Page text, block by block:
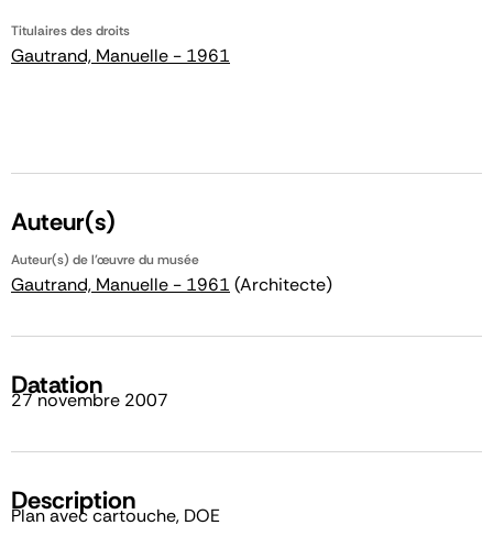
Titulaires des droits
Gautrand, Manuelle - 1961
Auteur(s)
Auteur(s) de l'œuvre du musée
Gautrand, Manuelle - 1961 (Architecte)
Datation
27 novembre 2007
Description
Plan avec cartouche, DOE